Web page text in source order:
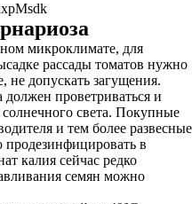
микроклимате, для
рассады томатов нужно
не допускать загущения.
проветриваться и
солнечного света. Покупные
и тем более развесные
продезинфицировать в
калия сейчас редко
семян можно